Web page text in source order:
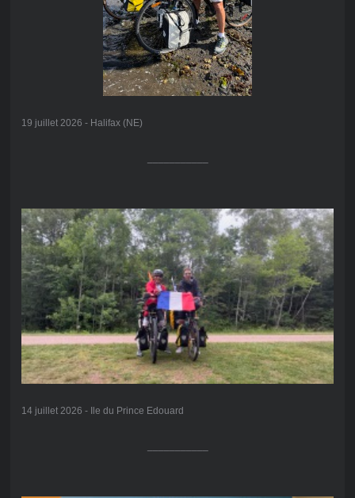
19 juillet 2026 - Halifax (NE)
14 juillet 2026 - Ile du Prince Edouard